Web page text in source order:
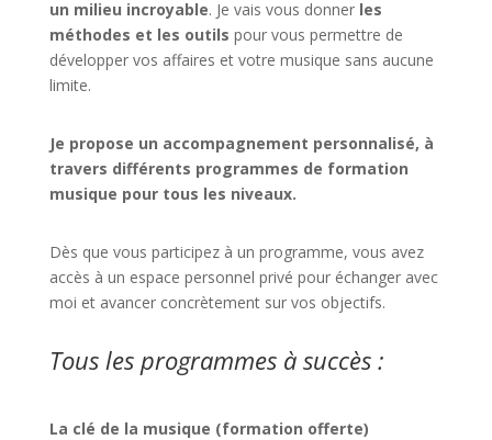
un milieu incroyable. Je vais vous donner les
méthodes et les outils pour vous permettre de
développer vos affaires et votre musique sans aucune
limite.
Je propose un accompagnement personnalisé, à
travers différents programmes de formation
musique pour tous les niveaux.
Dès que vous participez à un programme, vous avez
accès à un espace personnel privé pour échanger avec
moi et avancer concrètement sur vos objectifs.
Tous les programmes à succès :
La clé de la musique (formation offerte)